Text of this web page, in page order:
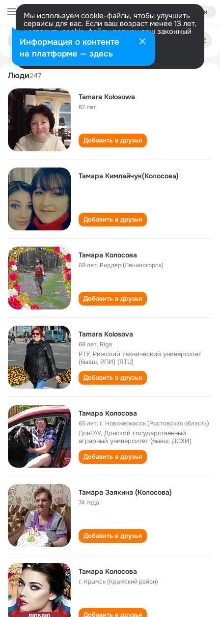
Войти
Мы используем cookie-файлы, чтобы улучшить
сервисы для вас. Если ваш возраст менее 13 лет,
настроить cookie-файлы должен ваш законный
представитель. Больше информации
Разрешить все Настроить
Поиск
людям
tamara kolosova
Люди247
Tamara Kolosowa
67 лет
Добавить в друзья
Тамара Кимлайчук(Колосова)
Добавить в друзья
Тамара Колосова
68 лет, Риддер (Лениногорск)
Добавить в друзья
Tamara Kolosova
68 лет, Rīga
РТУ, Рижский технический университет
(бывш. РПИ) (RTU)
Добавить в друзья
Тамара Колосова
65 лет,г. Новочеркасск (Ростовская область)
ДонГАУ, Донской государственный
аграрный университет (бывш. ДСХИ)
Добавить в друзья
Тамара Заякина (Колосова)
74 года
Добавить в друзья
Тамара Колосова
г. Крымск (Крымский район)
Добавить в друзья
Информация о контенте
на платформе — здесь